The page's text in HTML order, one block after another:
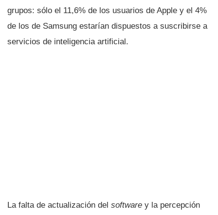
grupos: sólo el 11,6% de los usuarios de Apple y el 4%
de los de Samsung estarían dispuestos a suscribirse a
servicios de inteligencia artificial.
La falta de actualización del software y la percepción